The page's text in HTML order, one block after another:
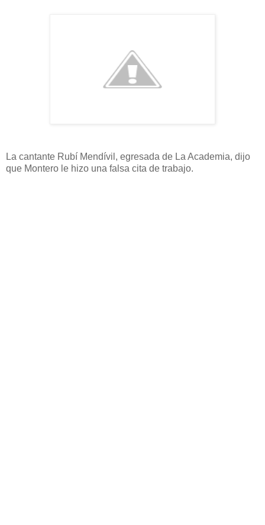
La cantante Rubí Mendívil, egresada de La Academia, dijo
que Montero le hizo una falsa cita de trabajo.